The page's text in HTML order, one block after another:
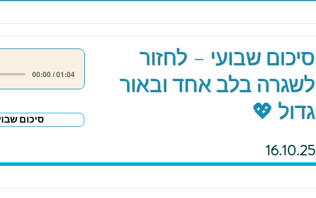
00:00 / 01:04
סיכום
סיכום שבועי – לחזור
לשגרה בלב אחד ובאור
גדול 💖
16.10.25